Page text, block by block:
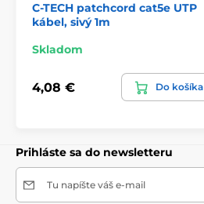
C-TECH patchcord cat5e UTP
kábel, sivý 1m
Skladom
4,08 € Do košíka
Prihláste sa do newsletteru
Tu napíšte váš e-mail